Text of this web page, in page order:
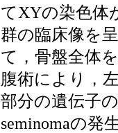
てXYの染色体
群の臨床像を
て，骨盤全体
腹術により，
部分の遺伝子
seminomaの